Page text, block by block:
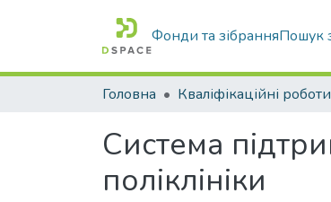
Фонди та зібранняПошук
Головна Кваліфікаційні роботи
Система
поліклініки